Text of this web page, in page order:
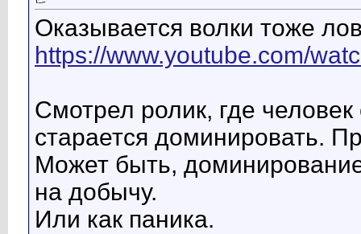
Оказывается волки тоже
https://www.youtube.com/
Смотрел ролик, где
старается доминировать.
Может быть,
на добычу.
Или как паника.